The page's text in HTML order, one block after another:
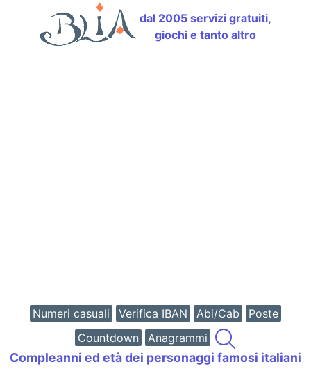
dal 2005 servizi gratuiti,
giochi e tanto altro
Numeri casuali Verifica IBAN Abi/Cab
Poste
Countdown
Anagrammi
Compleanni ed età dei personaggi famosi italiani